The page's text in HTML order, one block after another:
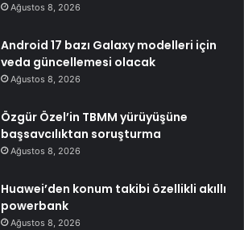
Ağustos 8, 2026
Android 17 bazı Galaxy modelleri için
veda güncellemesi olacak
Ağustos 8, 2026
Özgür Özel’in TBMM yürüyüşüne
başsavcılıktan soruşturma
Ağustos 8, 2026
Huawei’den konum takibi özellikli akıllı
powerbank
Ağustos 8, 2026